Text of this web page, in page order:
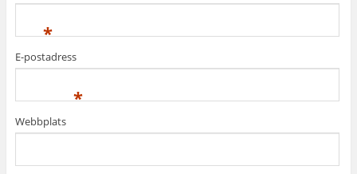
*
E-postadress
*
Webbplats